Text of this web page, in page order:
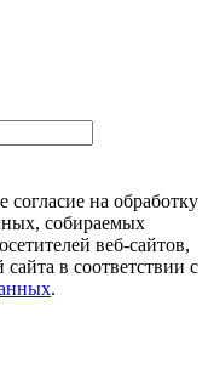
согласие на обработку
собираемых
веб-сайтов,
в соответствии с
.